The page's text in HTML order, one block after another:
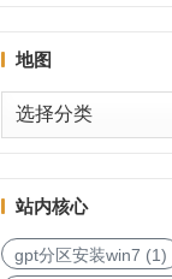
地图
地
图
站内核心
gpt分区安装win7 (1)